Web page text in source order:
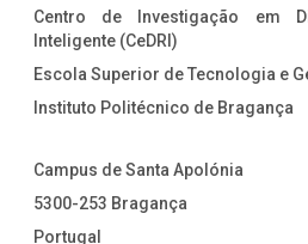
Centro de Investigação em
Inteligente (CeDRI)
Escola Superior de Tecnologia e
Instituto Politécnico de Bragança
Campus de Santa Apolónia
5300-253 Bragança
Portugal